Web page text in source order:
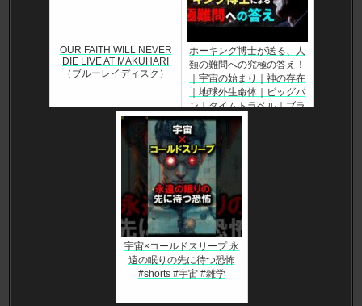
OUR FAITH WILL NEVER
DIE LIVE AT MAKUHARI
（ブルーレイディスク）
ホーキング博士が送る、人
類の難問への究極の答え！
｜宇宙の始まり｜神の存在
｜地球外生命体｜ビッグバ
ン｜タイムトラベル｜ブラ
ックホールの中
宇宙×コールドスリープ 永
遠の眠りの先に待つ恐怖
#shorts #宇宙 #雑学